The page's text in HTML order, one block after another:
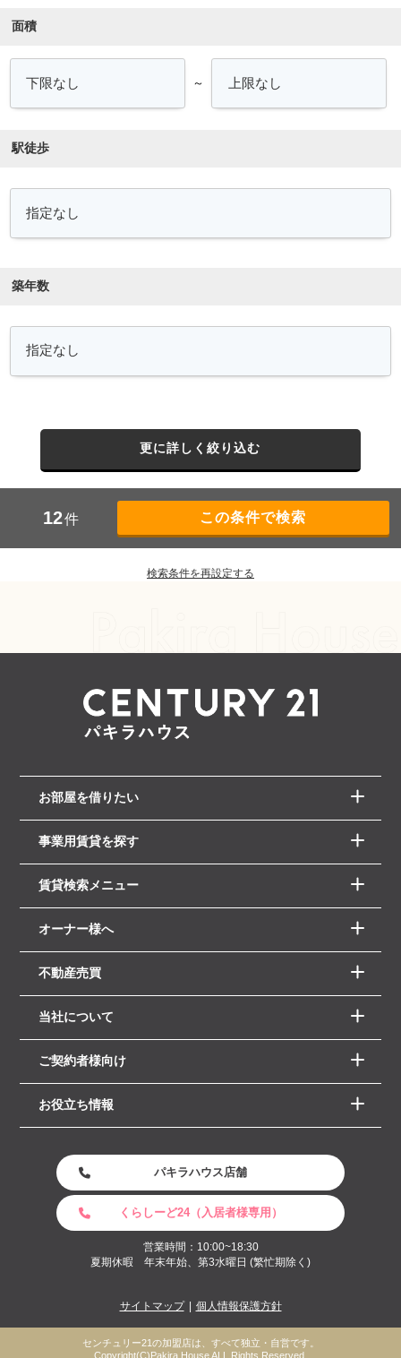
面積
～
駅徒歩
築年数
更に詳しく絞り込む
12件
検索条件を再設定する
お部屋を借りたい
事業用賃貸を探す
賃貸検索メニュー
オーナー様へ
不動産売買
当社について
ご契約者様向け
お役立ち情報
パキラハウス店舗
くらしーど24（入居者様専用）
営業時間：10:00~18:30
夏期休暇 年末年始、第3水曜日 (繁忙期除く)
サイトマップ 個人情報保護方針
センチュリー21の加盟店は、すべて独立・自営です。
Copyright(C)Pakira House ALL Rights Reserved.